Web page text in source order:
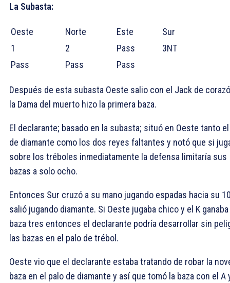
La Subasta:
Oeste Norte Este
Sur
1
2 Pass
3NT
Pass
Pass Pass
Después de esta subasta Oeste salio con el Jack de
la Dama del muerto hizo la primera baza.
El declarante; basado en la subasta; situó en Oeste tanto
de diamante como los dos reyes faltantes y notó que si
sobre los tréboles inmediatamente la defensa limitaría sus
bazas a solo ocho.
Entonces Sur cruzó a su mano jugando espadas hacia su
salió jugando diamante. Si Oeste jugaba chico y el K ganaba
baza tres entonces el declarante podría desarrollar sin
las bazas en el palo de trébol.
Oeste vio que el declarante estaba tratando de robar la
baza en el palo de diamante y así que tomó la baza con el A